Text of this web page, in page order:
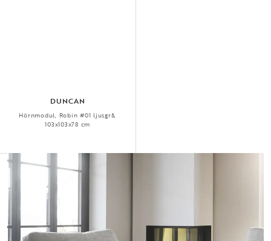
DUNCAN
Hörnmodul, Robin #01 ljusgrå,
103x103x78 cm